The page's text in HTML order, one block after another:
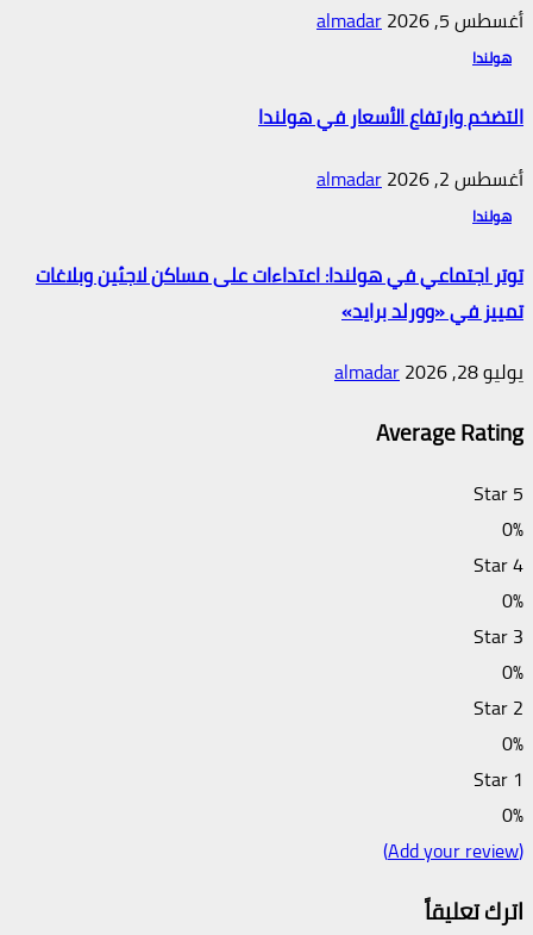
أغسطس 5, 2026
almadar
هولندا
التضخم وارتفاع الأسعار في هولندا
أغسطس 2, 2026
almadar
هولندا
توتر اجتماعي في هولندا: اعتداءات على مساكن لاجئين وبلاغات
تمييز في «وورلد برايد»
يوليو 28, 2026
almadar
Average Rating
5 Star
0%
4 Star
0%
3 Star
0%
2 Star
0%
1 Star
0%
(Add your review)
اترك تعليقاً